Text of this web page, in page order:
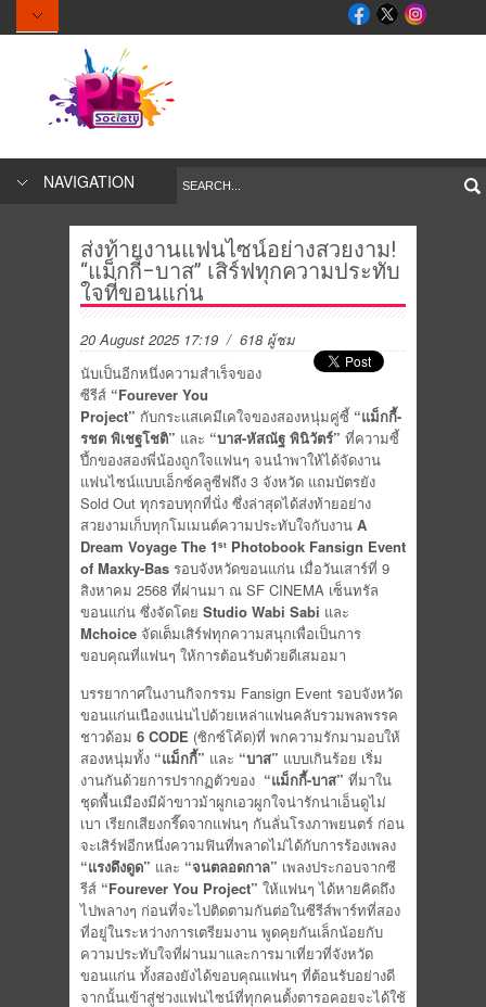
NAVIGATION
ส่งท้ายงานแฟนไซน์อย่างสวยงาม!
“แม็กกี้–บาส” เสิร์ฟทุกความประทับ
ใจที่ขอนแก่น
20 August 2025 17:19 / 618 ผู้ชม
นับเป็นอีกหนึ่งความสำเร็จของ
ซีรีส์ “Fourever You
Project” กับกระแสเคมีเคใจของสองหนุ่มคู่ซี้ “แม็กกี้-
รชต พิเชฐโชติ” และ “บาส-หัสณัฐ พินิวัตร์” ที่ความซี้
ปึ้กของสองพี่น้องถูกใจแฟนๆ จนนำพาให้ได้จัดงาน
แฟนไซน์แบบเอ็กซ์คลูซีฟถึง 3 จังหวัด แถมบัตรยัง
Sold Out ทุกรอบทุกที่นั่ง ซึ่งล่าสุดได้ส่งท้ายอย่าง
สวยงามเก็บทุกโมเมนต์ความประทับใจกับงาน A
Dream Voyage The 1st Photobook Fansign Event
of Maxky-Bas รอบจังหวัดขอนแก่น เมื่อวันเสาร์ที่ 9
สิงหาคม 2568 ที่ผ่านมา ณ SF CINEMA เซ็นทรัล
ขอนแก่น ซึ่งจัดโดย Studio Wabi Sabi และ
Mchoice จัดเต็มเสิร์ฟทุกความสนุกเพื่อเป็นการ
ขอบคุณที่แฟนๆ ให้การต้อนรับด้วยดีเสมอมา
บรรยากาศในงานกิจกรรม Fansign Event รอบจังหวัด
ขอนแก่นเนืองแน่นไปด้วยเหล่าแฟนคลับรวมพลพรรค
ชาวด้อม 6 CODE (ซิกซ์โค้ด)ที่ พกความรักมามอบให้
สองหนุ่มทั้ง “แม็กกี้” และ “บาส” แบบเกินร้อย เริ่ม
งานกันด้วยการปรากฏตัวของ “แม็กกี้-บาส” ที่มาใน
ชุดพื้นเมืองมีผ้าขาวม้าผูกเอวผูกใจน่ารักน่าเอ็นดูไม่
เบา เรียกเสียงกรี๊ดจากแฟนๆ กันลั่นโรงภาพยนตร์ ก่อน
จะเสิร์ฟอีกหนึ่งความฟินที่พลาดไม่ได้กับการร้องเพลง
“แรงดึงดูด” และ “จนตลอดกาล” เพลงประกอบจากซี
รีส์ “Fourever You Project” ให้แฟนๆ ได้หายคิดถึง
ไปพลางๆ ก่อนที่จะไปติดตามกันต่อในซีรีส์พาร์ทที่สอง
ที่อยู่ในระหว่างการเตรียมงาน พูดคุยกันเล็กน้อยกับ
ความประทับใจที่ผ่านมาและการมาเที่ยวที่จังหวัด
ขอนแก่น ทั้งสองยังได้ขอบคุณแฟนๆ ที่ต้อนรับอย่างดี
จากนั้นเข้าสู่ช่วงแฟนไซน์ที่ทุกคนตั้งตารอคอยจะได้ใช้